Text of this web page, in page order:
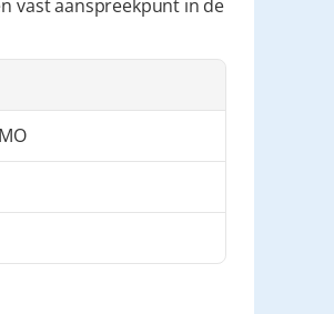
vast aanspreekpunt in de